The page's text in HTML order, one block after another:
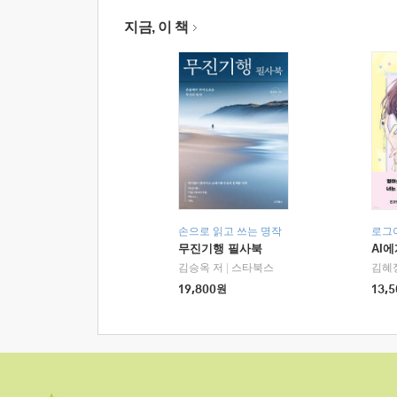
지금, 이 책
손으로 읽고 쓰는 명작
무진기행 필사북
김승옥 저
스타북스
19,800원
로그
AI에
김혜